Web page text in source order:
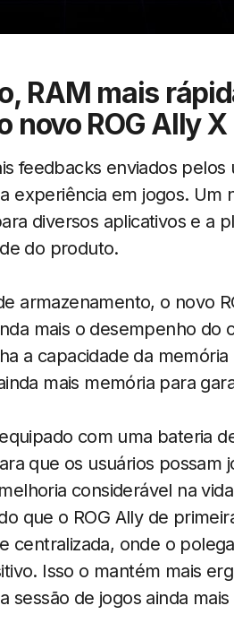
RAM mais
novo ROG Ally X
feedbacks enviados pelos
experiência em jogos. Um
diversos aplicativos e a
do produto.
armazenamento, o novo
mais o desempenho do
a capacidade da memória
mais memória para
com uma bateria
que os usuários possam
considerável na
que o ROG Ally de
centralizada, onde o
Isso o mantém mais
sessão de jogos ainda